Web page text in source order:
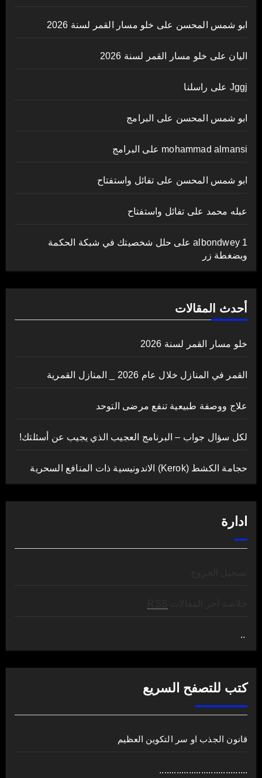
ابو شمس المحسن على خلو مسار القمر لسنة 2026
اليان على خلو مسار القمر لسنة 2026
Jggj على راسلنا
ابو شمس المحسن على البرامج
mohammad almansi على البرامج
ابو شمس المحسن على تفائل واستفتاح
عبله محمد على تفائل واستفتاح
albondwey 1على حلل شخصيتك في شبكة الحكمة
وبضغطة زر
أحدث المقالات
خلو مسار القمر لسنة 2026
القمر في المنازل خلال عام 2026 _ المنازل القمرية
علاج ووصفة طبيعية تنفع مرضى التوحد
لكل سؤال جواب – البرنامج العجيب الذي يجيب عن أسئلتك!
حجامة الكشط (Kerok) الاندونيسية ذات المنافع السحرية
ادارة
..
كتب للتصفح السريع
قانون الجذب او سر التكوين العظيم
....................................